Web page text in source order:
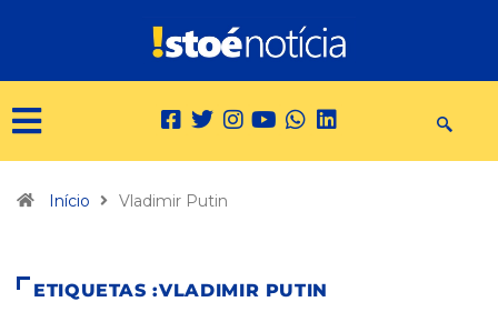
Início Vladimir Putin
ETIQUETAS :VLADIMIR PUTIN